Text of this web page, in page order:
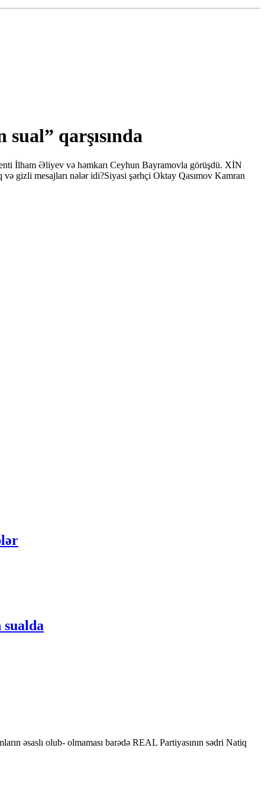
qarşısında
İlham Əliyev və həmkarı Ceyhun Bayramovla görüşdü. XİN
gizli mesajları nələr idi?Siyasi şərhçi Oktay Qasımov Kamran
əsaslı olub- olmaması barədə REAL Partiyasının sədri Natiq